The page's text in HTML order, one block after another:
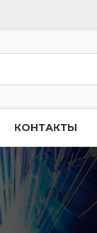
КОНТАКТЫ